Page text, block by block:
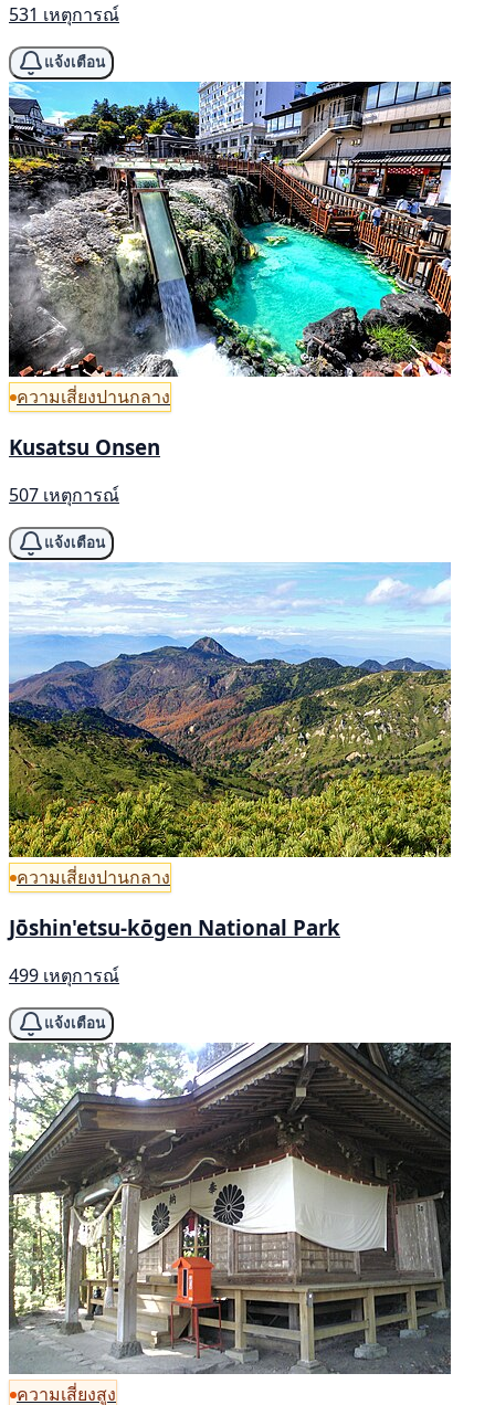
531 เหตุการณ์
แจ้งเตือน
ความเสี่ยงปานกลาง
Kusatsu Onsen
507 เหตุการณ์
แจ้งเตือน
ความเสี่ยงปานกลาง
Jōshin'etsu-kōgen National Park
499 เหตุการณ์
แจ้งเตือน
ความเสี่ยงสูง